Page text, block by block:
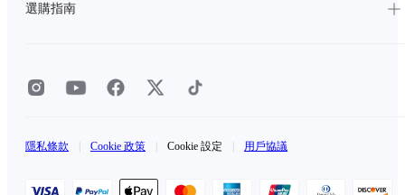
選購指南
隱私條款 Cookie 政策 Cookie 設定 用戶協議